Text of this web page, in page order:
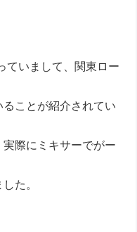
ていまして、関東ロー
ことが紹介されてい
際にミキサーでがー
た。